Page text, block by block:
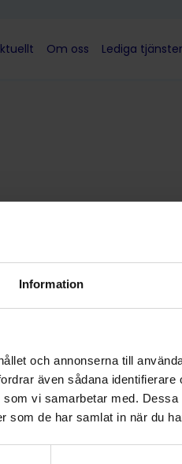
Information
och annonserna till
även sådana identifierare
vi samarbetar med.
som de har samlat in när du
Om oss Lediga tjänster
kirurgi för att få bästa
en oändlig mängd
kirurgi.